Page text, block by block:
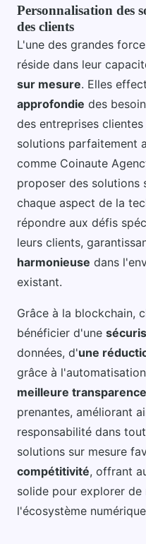
Personnalisation des
des clients
L'une des grandes
réside dans leur
sur mesure. Elles
approfondie des
des entreprises
solutions parfaitement
comme Coinaute
proposer des solutions
chaque aspect de la
répondre aux défis
leurs clients,
harmonieuse dans
existant.
Grâce à la blockchain,
bénéficier d'une
données, d'une
grâce à
meilleure transparence
prenantes, améliorant
responsabilité dans
solutions sur mesure
compétitivité, offrant
solide pour explorer
l'écosystème